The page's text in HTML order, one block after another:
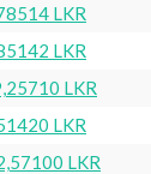
LKR
LKR
LKR
LKR
LKR